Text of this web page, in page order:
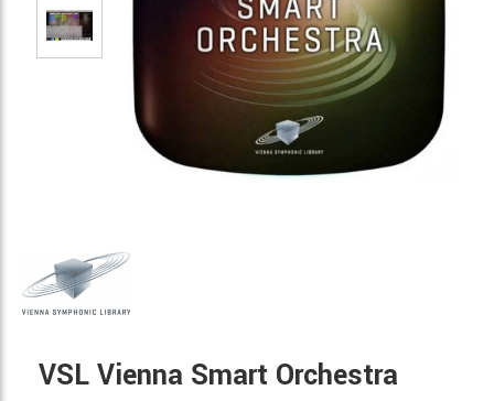
VSL Vienna Smart Orchestra